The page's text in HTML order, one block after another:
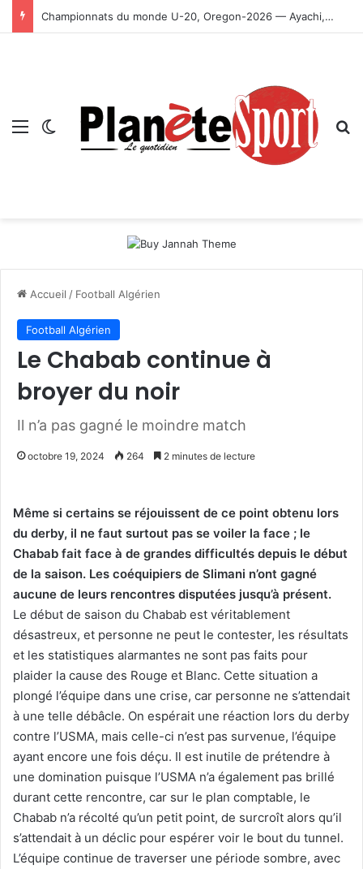
Championnats du monde U-20, Oregon-2026 — Ayachi, Dissa, Touahria et Ghezali en finale
Menu Switch skin
Accueil / Football Algérien
Football Algérien
Le Chabab continue à
broyer du noir
Il n’a pas gagné le moindre match
octobre 19, 2024 264 2 minutes de lecture
Même si certains se réjouissent de ce point obtenu lors
du derby, il ne faut surtout pas se voiler la face ; le
Chabab fait face à de grandes difficultés depuis le début
de la saison. Les coéquipiers de Slimani n’ont gagné
aucune de leurs rencontres disputées jusqu’à présent.
Le début de saison du Chabab est véritablement
désastreux, et personne ne peut le contester, les résultats
et les statistiques alarmantes ne sont pas faits pour
plaider la cause des Rouge et Blanc. Cette situation a
plongé l’équipe dans une crise, car personne ne s’attendait
à une telle débâcle. On espérait une réaction lors du derby
contre l’USMA, mais celle-ci n’est pas survenue, l’équipe
ayant encore une fois déçu. Il est inutile de prétendre à
une domination puisque l’USMA n’a également pas brillé
durant cette rencontre, car sur le plan comptable, le
Chabab n’a récolté qu’un petit point, de surcroît alors qu’il
s’attendait à un déclic pour espérer voir le bout du tunnel.
L’équipe continue de traverser une période sombre, avec